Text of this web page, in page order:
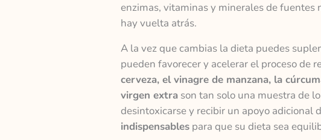
enzimas, vitaminas y minerales de
hay vuelta atrás.
A la vez que cambias la dieta puedes
pueden favorecer y acelerar el proceso de
cerveza, el vinagre de manzana, la
virgen extrason tan solo una muestra de
desintoxicarse y recibir un apoyo adicional
indispensablespara que su dieta sea